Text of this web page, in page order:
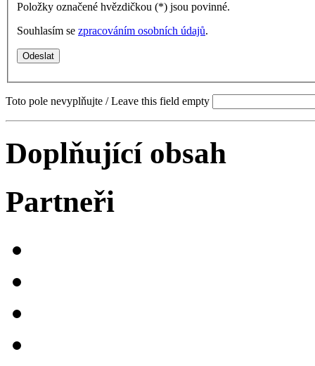
Položky označené hvězdičkou (*) jsou povinné.
Souhlasím se zpracováním osobních údajů.
Toto pole nevyplňujte / Leave this field empty
Doplňující obsah
Partneři